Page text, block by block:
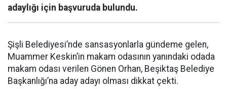
adaylığı için başvuruda bulundu.
Şişli Belediyesi’nde sansasyonlarla gündeme gelen,
Muammer Keskin’in makam odasının yanındaki odada
makam odası verilen Gönen Orhan, Beşiktaş Belediye
Başkanlığı’na aday adayı olması dikkat çekti.